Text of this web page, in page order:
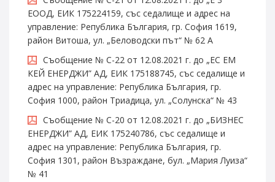
ЕООД, ЕИК 175224159, със седалище и адрес на
управление: Република България, гр. София 1619,
район Витоша, ул. „Беловодски път“ № 62 А
Съобщение № С-22 от 12.08.2021 г. до „ЕС ЕМ
КЕЙ ЕНЕРДЖИ” АД, ЕИК 175188745, със седалище и
адрес на управление: Република България, гр.
София 1000, район Триадица, ул. „Солунска“ № 43
Съобщение № С-20 от 12.08.2021 г. до „БИЗНЕС
ЕНЕРДЖИ” АД, ЕИК 175240786, със седалище и
адрес на управление: Република България, гр.
София 1301, район Възраждане, бул. „Мария Луиза“
№ 41